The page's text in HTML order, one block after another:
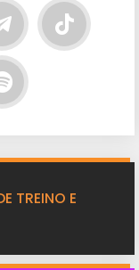
TREINO E